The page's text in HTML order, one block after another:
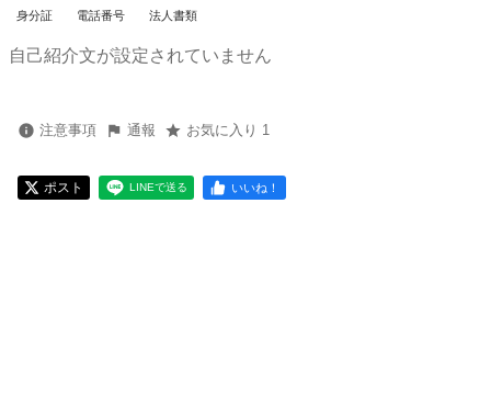
身分証 電話番号 法人書類
自己紹介文が設定されていません
注意事項 通報 お気に入り 1
ポスト LINEで送る いいね！